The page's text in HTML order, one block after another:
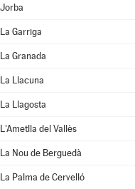
Jorba
La Garriga
La Granada
La Llacuna
La Llagosta
L'Ametlla del Vallès
La Nou de Berguedà
La Palma de Cervelló